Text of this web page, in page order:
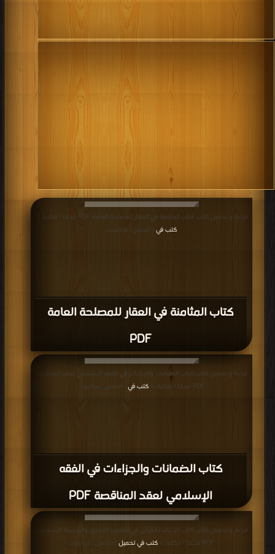
كتاب المثامنة في العقار للمصلحة العامة
PDF
قراءة و تحميل كتاب كتاب المثامنة في العقار للمصلحة العامة PDF مجانا | مكتبة >
كتب في
| التحميل : مرة/مرات
كتاب الضمانات والجزاءات في الفقه
الإسلامي لعقد المناقصة PDF
قراءة و تحميل كتاب كتاب الضمانات والجزاءات في الفقه الإسلامي لعقد المناقصة
PDF مجانا | مكتبة >
كتب في | التحميل : مرة/مرات
قراءة و تحميل كتاب كتاب الإثبات بالقرائن في القانون الإداري والشريعة الإسلامية
PDF مجانا | مكتبة >
كتب في تحميل | التحميل : مرة/مرات